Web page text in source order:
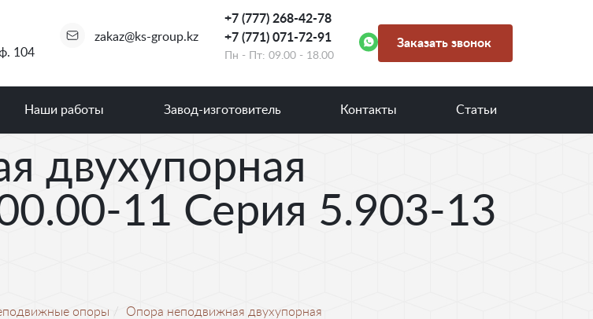
104
zakaz@ks-group.kz
+7 (777) 268-42-78
+7 (771) 071-72-91
Пн - Пт: 09.00 - 18.00
Заказать звонок
Наши работы Завод-изготовитель Контакты Статьи
двухупорная
11 Серия 5.903-13
опоры
Опора неподвижная двухупорная